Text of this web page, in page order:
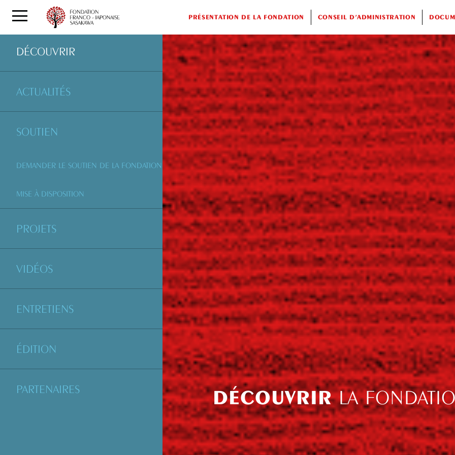
PRÉSENTATION DE LA FONDATION CONSEIL D’ADMINISTRATION
DÉCOUVRIR
ACTUALITÉS
SOUTIEN
DEMANDER LE SOUTIEN DE LA FONDATION
MISE À DISPOSITION
PROJETS
VIDÉOS
ENTRETIENS
ÉDITION
PARTENAIRES DÉCOUVRIRLA